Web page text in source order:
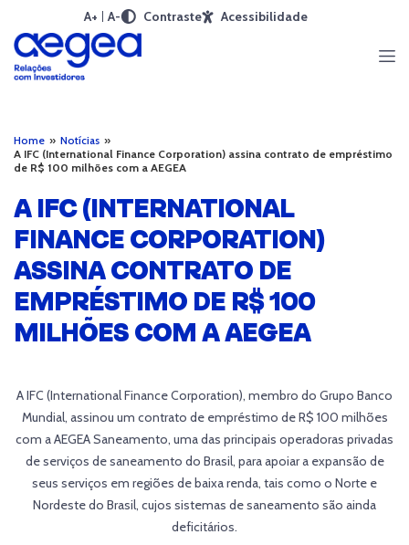
A+ A- Contraste Acessibilidade
Home » Notícias »
A IFC (International Finance Corporation) assina contrato de empréstimo
de R$ 100 milhões com a AEGEA
A IFC (INTERNATIONAL
FINANCE CORPORATION)
ASSINA CONTRATO DE
EMPRÉSTIMO DE R$ 100
MILHÕES COM A AEGEA
A IFC (International Finance Corporation), membro do Grupo Banco
Mundial, assinou um contrato de empréstimo de R$ 100 milhões
com a AEGEA Saneamento, uma das principais operadoras privadas
de serviços de saneamento do Brasil, para apoiar a expansão de
seus serviços em regiões de baixa renda, tais como o Norte e
Nordeste do Brasil, cujos sistemas de saneamento são ainda
deficitários.